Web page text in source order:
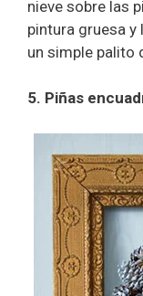
nieve sobre las
pintura gruesa y
un simple palito
5. Piñas